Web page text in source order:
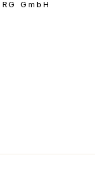
GmbH